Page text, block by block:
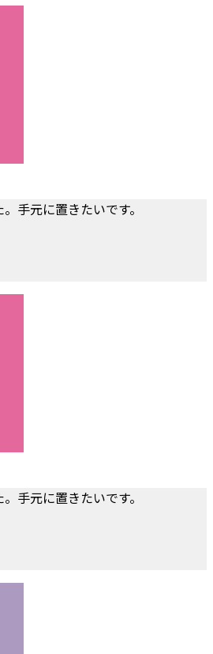
手元に置きたいです。
手元に置きたいです。